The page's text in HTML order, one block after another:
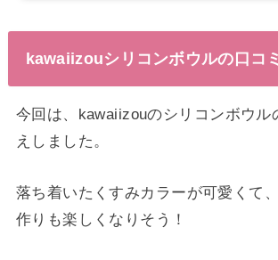
kawaiizouシリコンボウルの口コ
今回は、kawaiizouのシリコンボウル
えしました。
落ち着いたくすみカラーが可愛くて
作りも楽しくなりそう！